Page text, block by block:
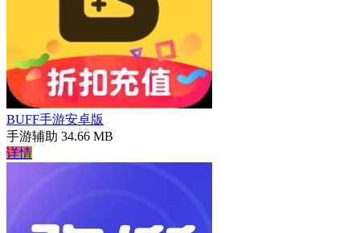
BUFF手游安卓版
手游辅助 34.66 MB
详情